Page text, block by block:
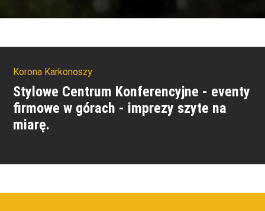
Korona Karkonoszy
Stylowe Centrum Konferencyjne - eventy
firmowe w górach - imprezy szyte na
miarę.